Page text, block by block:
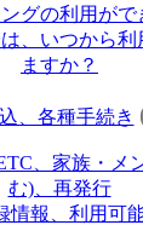
グの利用がで
、いつから
ますか？
、各種手続き
、家族・メ
む)、再発行
情報、利用可